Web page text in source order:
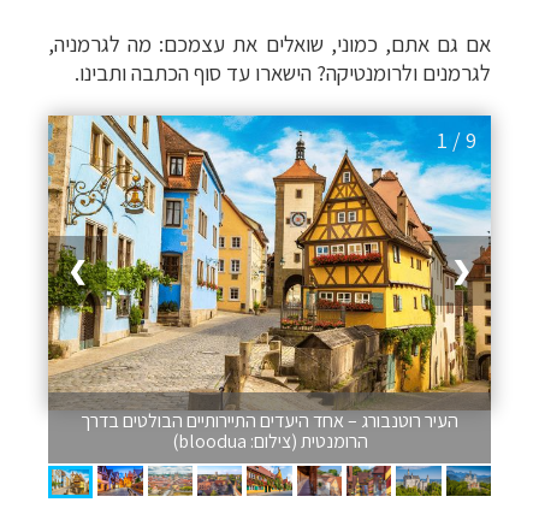
אם גם אתם, כמוני, שואלים את עצמכם: מה לגרמניה,
לגרמנים ולרומנטיקה? הישארו עד סוף הכתבה ותבינו.
1 / 9
❯ ❮
העיר רוטנבורג – אחד היעדים התיירותיים הבולטים בדרך
הרומנטית (צילום: bloodua)
תכנון טיולים למדינות אירופה לחצו לרשימת היעדים »